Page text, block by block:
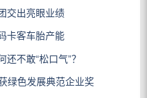
交出亮眼业绩
卡客车胎产能
不敢“松口气”？
绿色发展典范企业奖